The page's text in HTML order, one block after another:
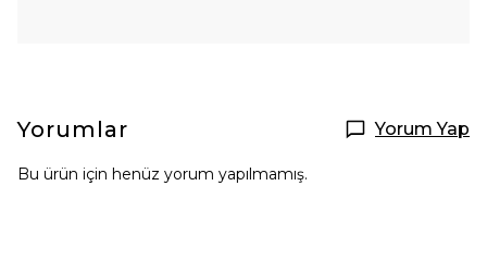
Yorumlar Yorum Yap
Bu ürün için henüz yorum yapılmamış.